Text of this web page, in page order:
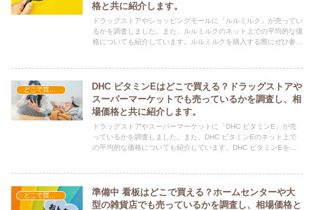
格と共に紹介します。
ドラッグストアやショッピングモールに「ルルミルク」が売ってい
るかを調査しました。また、ルルミルクのネット上での平均的な価
格についても紹介しています。ルルミルクを購入する際にぜひ参考
どこで買える？-その他
DHC ビタミンEはどこで買える？ドラッグストアや
スーパーマーケットでも売っているかを調査し、相
場価格と共に紹介します。
ドラッグストアやスーパーマーケットに「DHC ビタミンE」が売
っているかを調査しました。また、DHC ビタミンEのネット上で
の平均的な価格についても紹介しています。DHC ビタミンEを購
どこで買える？-その他
準備中 看板はどこで買える？ホームセンターや大
型の雑貨店でも売っているかを調査し、相場価格と